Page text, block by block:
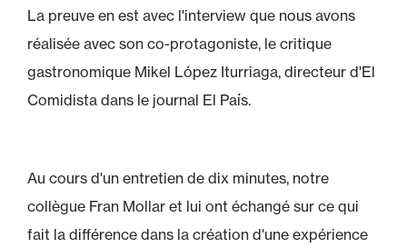
La preuve en est avec l'interview que nous avons
réalisée avec son co-protagoniste, le critique
gastronomique Mikel López Iturriaga, directeur d'El
Comidista dans le journal El País.
Au cours d'un entretien de dix minutes, notre
collègue Fran Mollar et lui ont échangé sur ce qui
fait la différence dans la création d'une expérience